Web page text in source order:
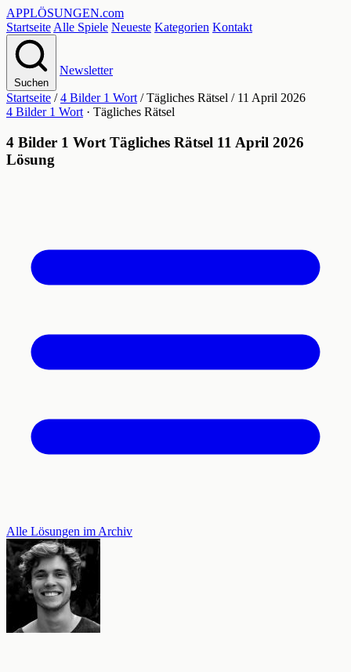
APPLÖSUNGEN.com
Startseite Alle Spiele Neueste Kategorien Kontakt
Suchen
Newsletter
Startseite / 4 Bilder 1 Wort / Tägliches Rätsel / 11 April 2026
4 Bilder 1 Wort · Tägliches Rätsel
4 Bilder 1 Wort Tägliches Rätsel 11 April 2026
Lösung
Alle Lösungen im Archiv